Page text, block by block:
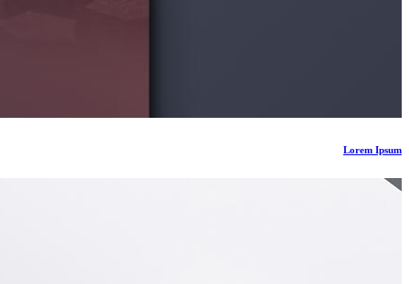
Lorem Ipsum